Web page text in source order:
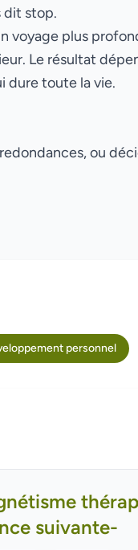
dit stop.
voyage plus
Le résultat
dure toute la vie.
ou
personnel
suivante-